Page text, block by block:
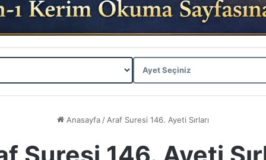
Anasayfa / Araf Suresi 146. Ayeti Sırları